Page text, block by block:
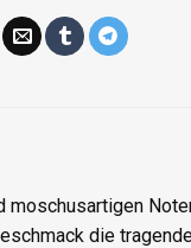
moschusartigen
die